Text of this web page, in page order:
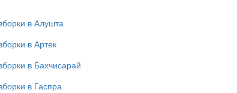
в Алушта
в Артек
в Бахчисарай
в Гаспра